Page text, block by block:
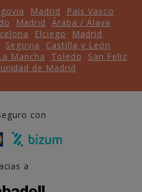
Madrid
País Vasco
Madrid
Áraba / Álava
Elciego
Madrid
Segovia
Castilla y León
Mancha Toledo
San Feliz
de Madrid
con
a